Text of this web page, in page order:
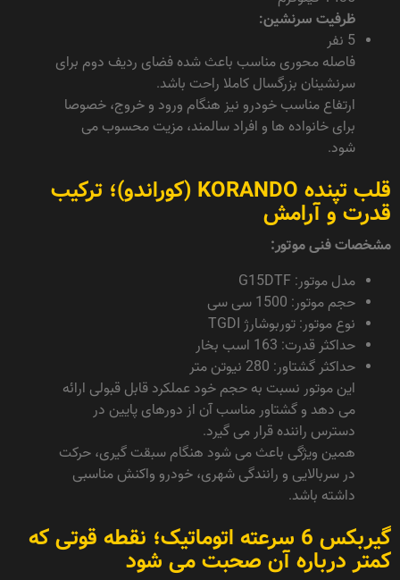
ظرفیت سرنشین:
5 نفر
فاصله محوری مناسب باعث شده فضای ردیف دوم برای
سرنشینان بزرگسال کاملا راحت باشد.
ارتفاع مناسب خودرو نیز هنگام ورود و خروج، خصوصا
برای خانواده ها و افراد سالمند، مزیت محسوب می
شود.
قلب تپنده KORANDO (کوراندو)؛ ترکیب
قدرت و آرامش
مشخصات فنی موتور:
مدل موتور: G15DTF
حجم موتور: 1500 سی سی
نوع موتور: توربوشارژ TGDI
حداکثر قدرت: 163 اسب بخار
حداکثر گشتاور: 280 نیوتن متر
این موتور نسبت به حجم خود عملکرد قابل قبولی ارائه
می دهد و گشتاور مناسب آن از دورهای پایین در
دسترس راننده قرار می گیرد.
همین ویژگی باعث می شود هنگام سبقت گیری، حرکت
در سربالایی و رانندگی شهری، خودرو واکنش مناسبی
داشته باشد.
گیربکس 6 سرعته اتوماتیک؛ نقطه قوتی که
کمتر درباره آن صحبت می شود